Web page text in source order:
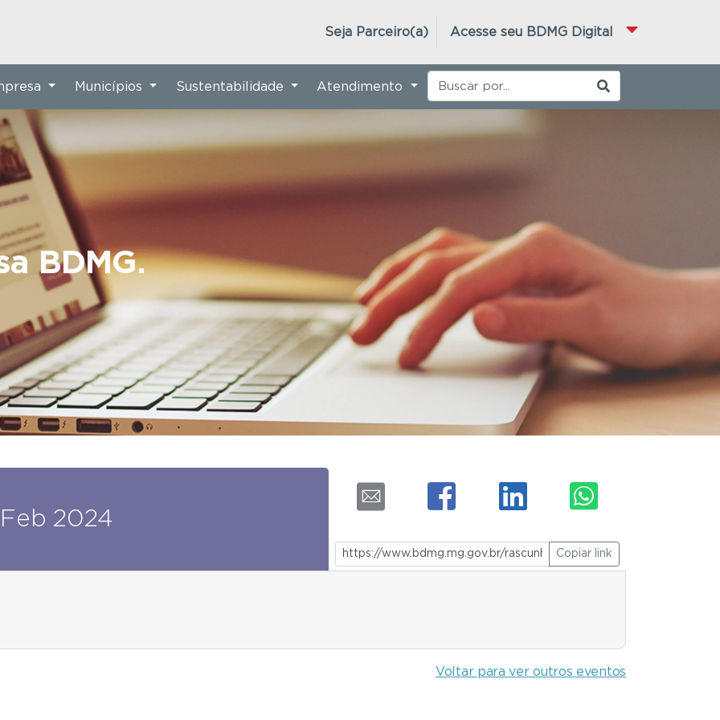
Acesse seu BDMG Digital
Seja Parceiro(a)
BDMG.
Municípios Sustentabilidade Atendimento
Feb 2024
Copiar link
Voltar para ver outros eventos